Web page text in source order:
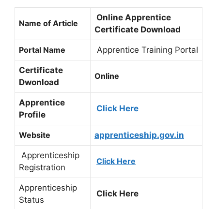
Name of Article
Online Apprentice
Certificate Download
Portal Name Apprentice Training Portal
Certificate
Dwonload
Online
Apprentice
Profile
Click Here
Website apprenticeship.gov.in
Apprenticeship
Registration
Click Here
Apprenticeship
Status
Click Here